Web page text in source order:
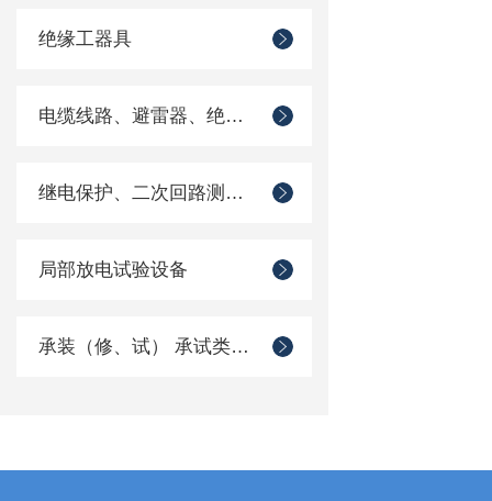
绝缘工器具
电缆线路、避雷器、绝缘子测试仪器
继电保护、二次回路测试仪器
局部放电试验设备
承装（修、试） 承试类仪器